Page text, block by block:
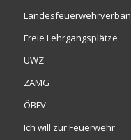
Freie Lehrgangsplätze
UWZ
ZAMG
ÖBFV
Ich will zur Feuerwehr